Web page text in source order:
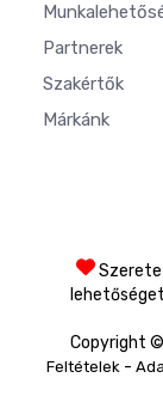
Partnerek
Szakértők
Márkánk
Copyright
Feltételek-